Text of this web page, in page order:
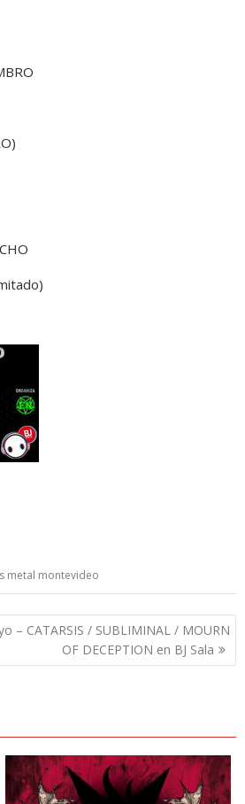
metal montevideo
– CATARSIS / SUBLIMINAL / MOURN
OF DECEPTION en BJ Sala